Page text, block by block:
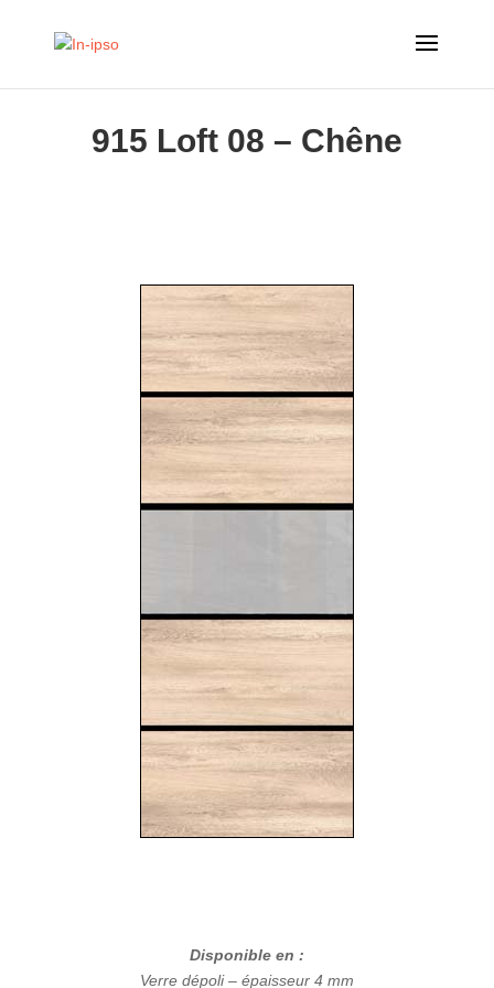
915 Loft 08 – Chêne
Disponible en :
Verre dépoli – épaisseur 4 mm